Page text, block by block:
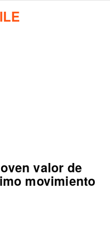
valor de
movimiento